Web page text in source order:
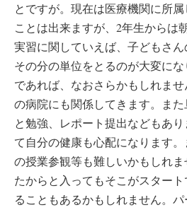
とですが。現在は医療機関に所
ことは出来ますが、2年生からは
実習に関していえば、子どもさん
その分の単位をとるのが大変に
であれば、なおさらかもしれま
の病院にも関係してきます。ま
と勉強、レポート提出などもあ
て自分の健康も心配になります
の授業参観等も難しいかもしれ
たからと入ってもそこがスター
ることもあるかもしれません。